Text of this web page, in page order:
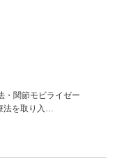
・関節モビライゼー
法を取り入…